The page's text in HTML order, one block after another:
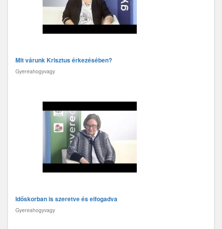
Mit várunk Krisztus érkezésében?
Gyereahogyvagy
Időskorban is szeretve és elfogadva
Gyereahogyvagy